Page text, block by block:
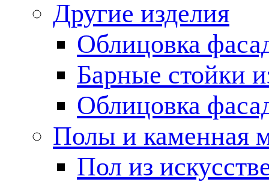
Другие изделия
Облицовка
Барные стойки
Облицовка
Полы и каменная
Пол из